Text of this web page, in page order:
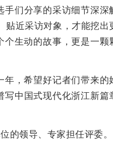
手们分享的采访细节深深
贴近采访对象，才能挖出
个生动的故事，更是一颗
年，希望好记者们带来的
写中国式现代化浙江新篇
的领导、专家担任评委。